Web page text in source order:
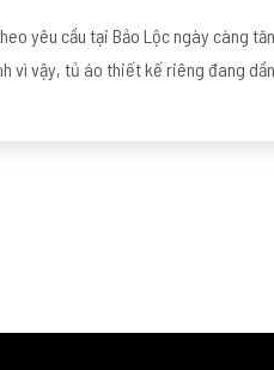
yêu cầu tại Bảo Lộc ngày càng
vì vậy, tủ áo thiết kế riêng đang